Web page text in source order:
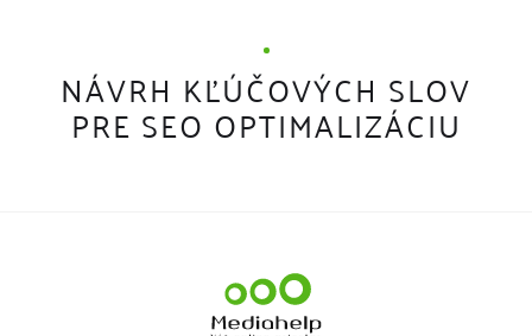
NÁVRH KĽÚČOVÝCH SLOV
PRE SEO OPTIMALIZÁCIU